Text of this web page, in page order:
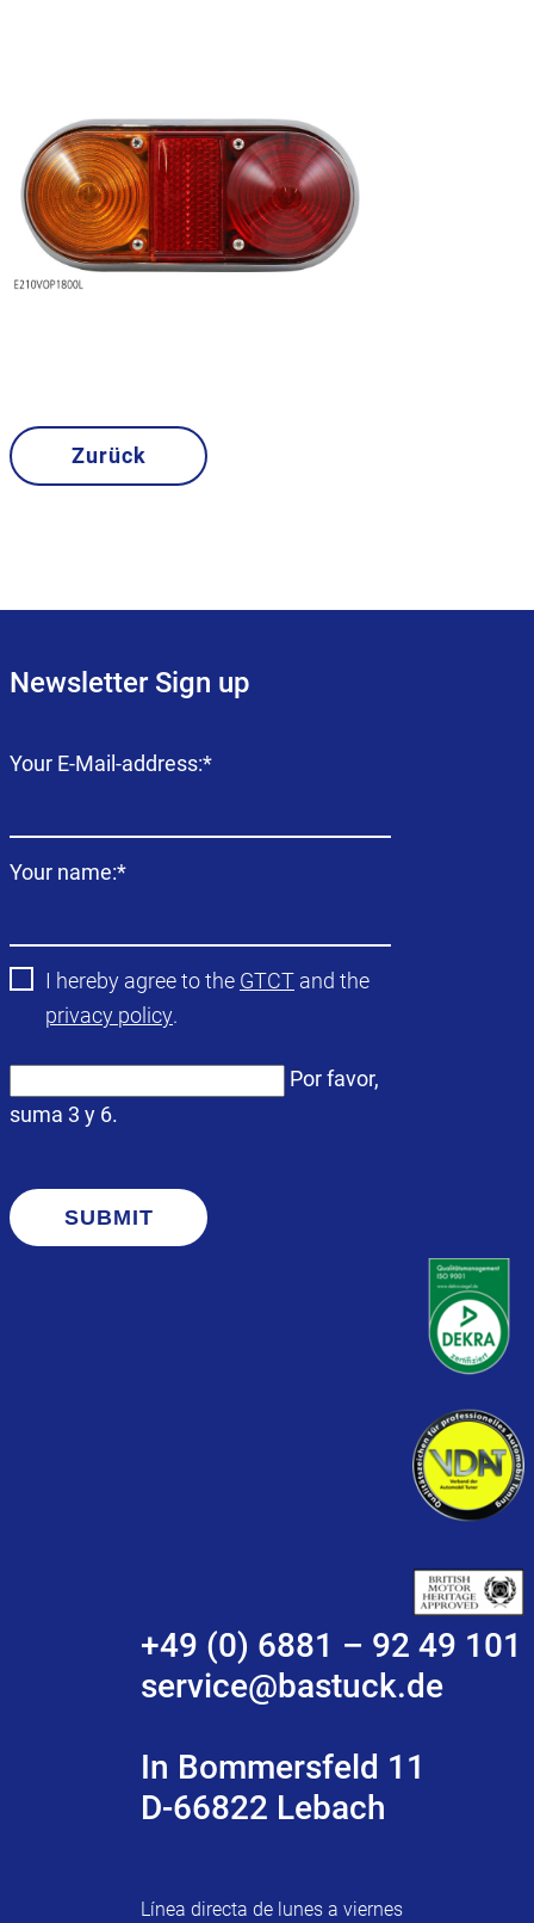
Zurück
Newsletter Sign up
Campo
Your E-Mail-address:*
Campo
Your name:*
I hereby agree to the GTCT and the
privacy policy.
Por favor,
suma 3 y 6.
SUBMIT
+49 (0) 6881 – 92 49 101
service@bastuck.de
In Bommersfeld 11
D-66822 Lebach
Línea directa de lunes a viernes